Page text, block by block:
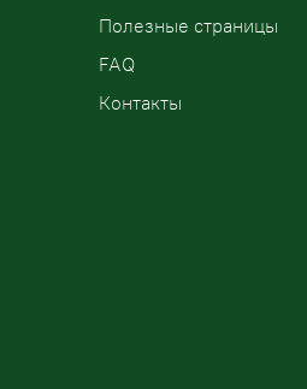
Полезные страницы
FAQ
Контакты